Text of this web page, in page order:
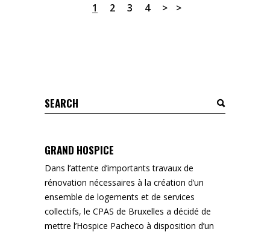
1 2 3 4
Search
for:
GRAND HOSPICE
Dans l’attente d’importants travaux de
rénovation nécessaires à la création d’un
ensemble de logements et de services
collectifs, le CPAS de Bruxelles a décidé de
mettre l’Hospice Pacheco à disposition d’un